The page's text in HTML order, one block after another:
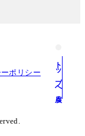
トップへ戻る
ポリシー